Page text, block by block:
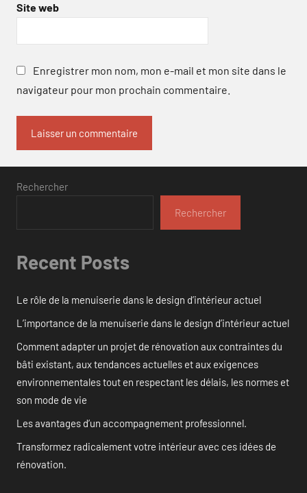
Site web
Enregistrer mon nom, mon e-mail et mon site dans le
navigateur pour mon prochain commentaire.
Rechercher
Rechercher
Recent Posts
Le rôle de la menuiserie dans le design d’intérieur actuel
L’importance de la menuiserie dans le design d’intérieur actuel
Comment adapter un projet de rénovation aux contraintes du
bâti existant, aux tendances actuelles et aux exigences
environnementales tout en respectant les délais, les normes et
son mode de vie
Les avantages d’un accompagnement professionnel.
Transformez radicalement votre intérieur avec ces idées de
rénovation.